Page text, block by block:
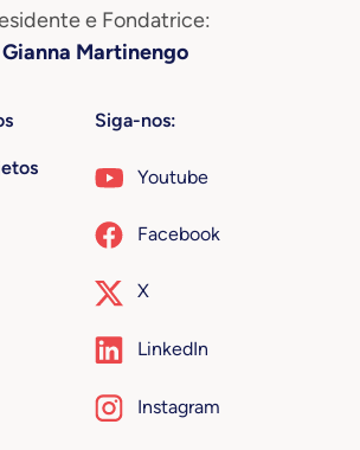
e Fondatrice:
Gianna Martinengo
Siga-nos:
Youtube
Facebook
X
LinkedIn
Instagram